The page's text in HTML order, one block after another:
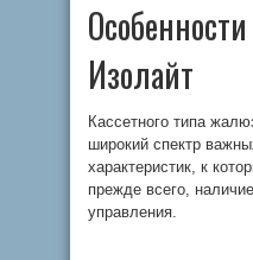
Изолайт
Кассетного типа
широкий спектр
характеристик, к
прежде всего,
управления.